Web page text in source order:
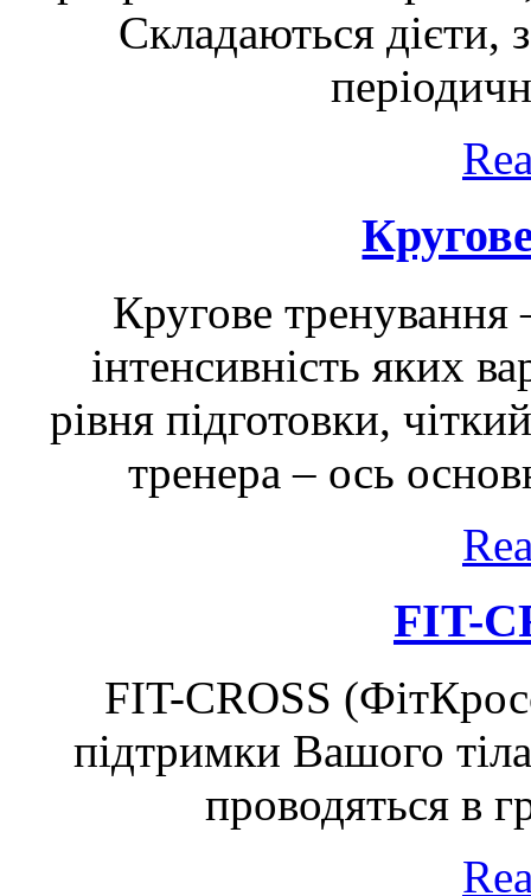
Складаються дієти,
Кругове тренування
інтенсивність яких
рівня підготовки,
тренера – ось
FIT-
FIT-CROSS
підтримки Вашого
проводяться в